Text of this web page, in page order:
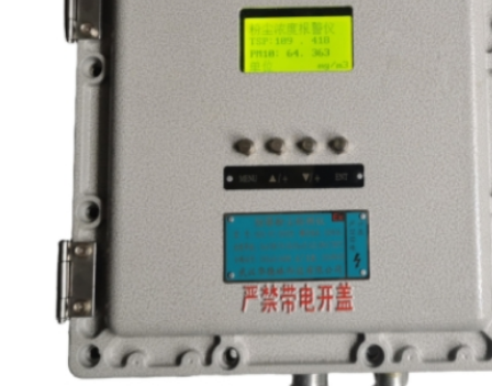
满量程精度
变送器输出